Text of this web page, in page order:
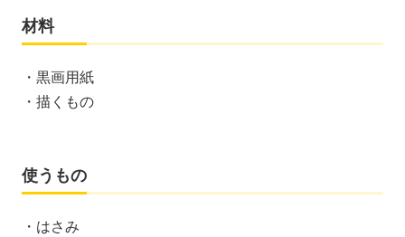
材料
・黒画用紙
・描くもの
使うもの
・はさみ